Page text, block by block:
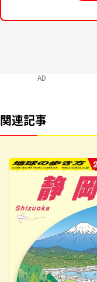
AD
関連記事